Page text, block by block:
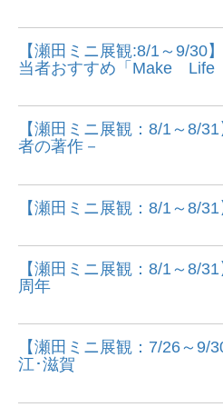
【瀬田ミニ展観:8/1～9/30
当者おすすめ「Make
【瀬田ミニ展観：8/1～8/
者の著作－
【瀬田ミニ展観：8/1～8/
【瀬田ミニ展観：8/1～8/
周年
【瀬田ミニ展観：7/26～9/
江･滋賀